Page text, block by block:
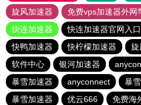
旋风加速器
免费vps加速器外网
快连加速器
快连加速器官网入口
快鸭加速器
快柠檬加速器 旋
软件中心
银河加速器
暴雪加速器
anyconnect 暴
暴雪加速器
优云666 免费海